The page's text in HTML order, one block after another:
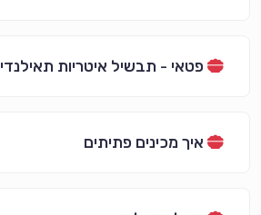
פטאי - תבשיל איטריות תאילנדי
איך מכינים פתיתים